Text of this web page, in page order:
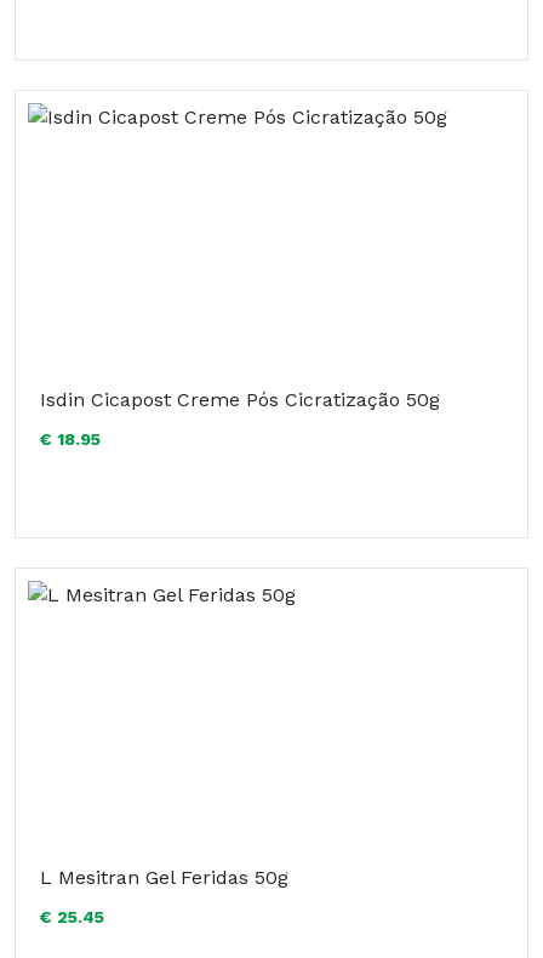
Isdin Cicapost Creme Pós Cicratização 50g
€ 18.95
L Mesitran Gel Feridas 50g
€ 25.45